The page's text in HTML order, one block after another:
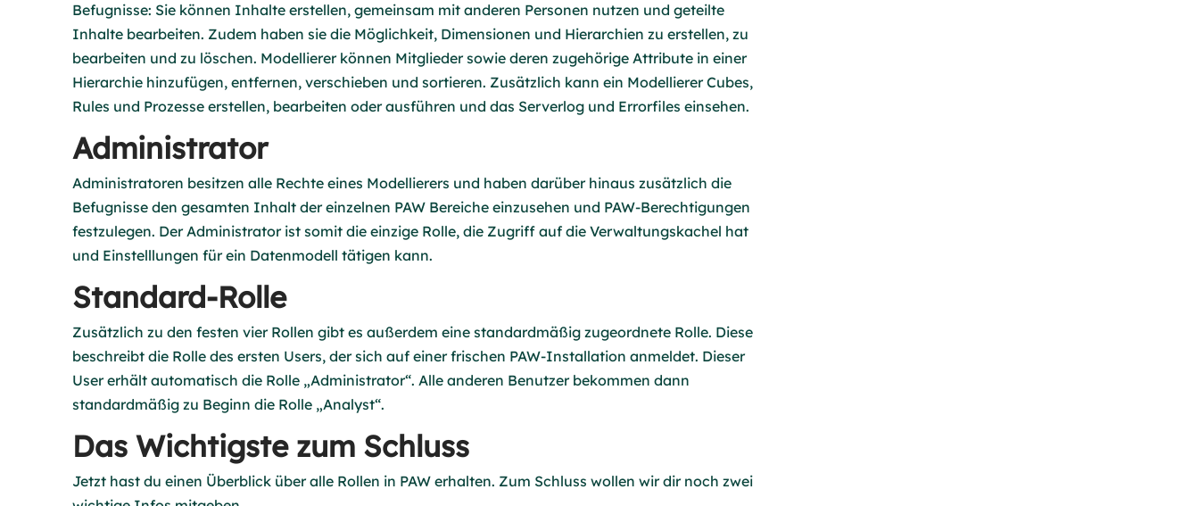
Befugnisse: Sie können Inhalte erstellen, gemeinsam mit anderen Personen nutzen und geteilte
Inhalte bearbeiten. Zudem haben sie die Möglichkeit, Dimensionen und Hierarchien zu erstellen, zu
bearbeiten und zu löschen. Modellierer können Mitglieder sowie deren zugehörige Attribute in einer
Hierarchie hinzufügen, entfernen, verschieben und sortieren. Zusätzlich kann ein Modellierer Cubes,
Rules und Prozesse erstellen, bearbeiten oder ausführen und das Serverlog und Errorfiles einsehen.
Administrator
Administratoren besitzen alle Rechte eines Modellierers und haben darüber hinaus zusätzlich die
Befugnisse den gesamten Inhalt der einzelnen PAW Bereiche einzusehen und PAW-Berechtigungen
festzulegen. Der Administrator ist somit die einzige Rolle, die Zugriff auf die Verwaltungskachel hat
und Einstelllungen für ein Datenmodell tätigen kann.
Standard-Rolle
Zusätzlich zu den festen vier Rollen gibt es außerdem eine standardmäßig zugeordnete Rolle. Diese
beschreibt die Rolle des ersten Users, der sich auf einer frischen PAW-Installation anmeldet. Dieser
User erhält automatisch die Rolle „Administrator“. Alle anderen Benutzer bekommen dann
standardmäßig zu Beginn die Rolle „Analyst“.
Das Wichtigste zum Schluss
Jetzt hast du einen Überblick über alle Rollen in PAW erhalten. Zum Schluss wollen wir dir noch zwei